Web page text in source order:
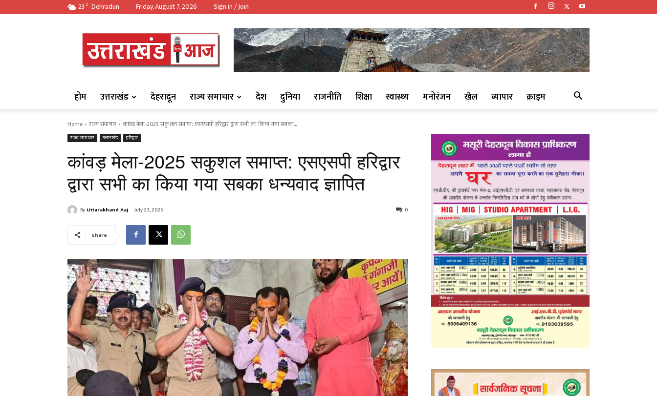
23 C Dehradun Friday, August 7, 2026 Sign in / Join
https://uttarakhandaaj.com/
होम उत्तराखंड देहरादून राज्य समाचार देश दुनिया राजनीति शिक्षा स्वास्थ्य मनोरंजन खेल व्यापार क्राइम
Home राज्य समाचार कांवड़ मेला-2025 सकुशल समाप्त: एसएसपी हरिद्वार द्वारा सभी का किया गया सबका...
राज्य समाचार उत्तराखंड हरिद्वार
कांवड़ मेला-2025 सकुशल समाप्त: एसएसपी हरिद्वार
द्वारा सभी का किया गया सबका धन्यवाद ज्ञापित
By Uttarakhand Aaj July 23, 2025 0
Share